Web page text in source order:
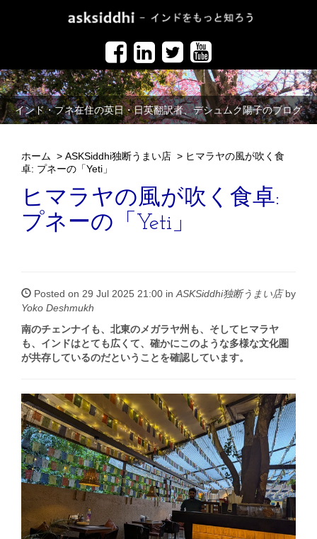
インド・プネ在住の英日・日英翻訳者、デシュムク陽子のブログ
ホーム > ASKSiddhi独断うまい店 > ヒマラヤの風が吹く食
卓: プネーの「Yeti」
ヒマラヤの風が吹く食卓:
プネーの「Yeti」
Posted on 29 Jul 2025 21:00 in ASKSiddhi独断うまい店by
Yoko Deshmukh
南のチェンナイも、北東のメガラヤ州も、そしてヒマラヤ
も、インドはとても広くて、確かにこのような多様な文化圏
が共存しているのだということを確認しています。